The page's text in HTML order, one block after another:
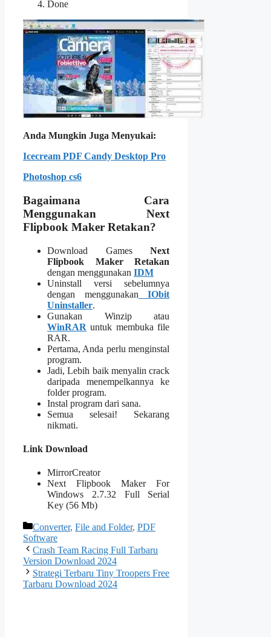
Done
Anda Mungkin Juga Menyukai:
Icecream PDF Candy Desktop Pro
Photoshop cs6
Bagaimana Cara
Menggunakan Next
Flipbook Maker Retakan?
Download GamesNext
Flipbook Maker
Retakan
dengan menggunakan IDM
Uninstall versi sebelumnya
dengan menggunakan IObit
Uninstaller.
Gunakan Winzip atau
WinRAR untuk membuka file
RAR.
Pertama, Anda perlu menginstal
program.
Jadi, Lebih baik menyalin crack
daripada menempelkannya ke
folder program.
Instal program dari sana.
Semua selesai! Sekarang
nikmati.
Link Download
MirrorCreator
Next Flipbook Maker For
Windows 2.7.32 Full Serial
Key (56 Mb)
Categories
Converter, File and Folder, PDF
Software
Crash Team Racing Full Tarbaru
Version Download 2024
Strategi Terbaru Tiny Troopers Free
Tarbaru Download 2024